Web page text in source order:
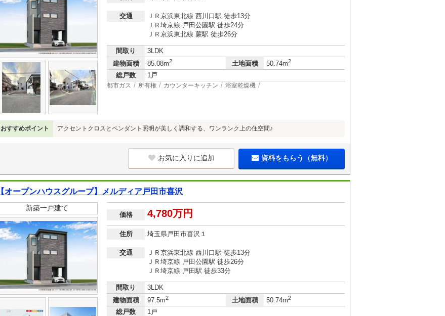
交通
ＪＲ京浜東北線 西川口駅 徒歩13分
ＪＲ埼京線 戸田公園駅 徒歩24分
ＪＲ京浜東北線 蕨駅 徒歩26分
間取り
3LDK
建物面積
85.08m2 土地面積 50.74m2
総戸数 1戸
都市ガス 所有権 カウンターキッチン 浴室乾燥機
おすすめポイント アクセントクロスとペンダント照明が美しく調和する、ワンランク上の住空間♪
お気に入りに追加 資料をもらう（無料）
【オープンハウスグループ】メルディア戸田市喜沢
新築一戸建て
価格 4,780万円
住所 埼玉県戸田市喜沢１
交通
ＪＲ京浜東北線 西川口駅 徒歩13分
ＪＲ埼京線 戸田公園駅 徒歩26分
ＪＲ埼京線 戸田駅 徒歩33分
間取り
3LDK
建物面積
97.5m2 土地面積 50.74m2
総戸数 1戸